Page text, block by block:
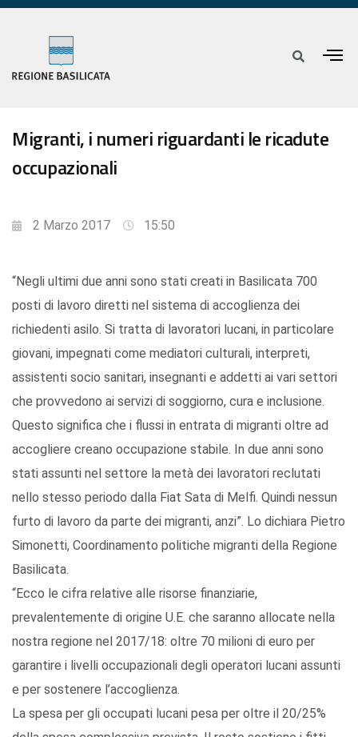
Migranti, i numeri riguardanti le ricadute
occupazionali
2 Marzo 2017 15:50
“Negli ultimi due anni sono stati creati in Basilicata 700
posti di lavoro diretti nel sistema di accoglienza dei
richiedenti asilo. Si tratta di lavoratori lucani, in particolare
giovani, impegnati come mediatori culturali, interpreti,
assistenti socio sanitari, insegnanti e addetti ai vari settori
che provvedono ai servizi di soggiorno, cura e inclusione.
Questo significa che i flussi in entrata di migranti oltre ad
accogliere creano occupazione stabile. In due anni sono
stati assunti nel settore la metà dei lavoratori reclutati
nello stesso periodo dalla Fiat Sata di Melfi. Quindi nessun
furto di lavoro da parte dei migranti, anzi”. Lo dichiara Pietro
Simonetti, Coordinamento politiche migranti della Regione
Basilicata.
“Ecco le cifra relative alle risorse finanziarie,
prevalentemente di origine U.E. che saranno allocate nella
nostra regione nel 2017/18: oltre 70 milioni di euro per
garantire i livelli occupazionali degli operatori lucani assunti
e per sostenere l’accoglienza.
La spesa per gli occupati lucani pesa per oltre il 20/25%